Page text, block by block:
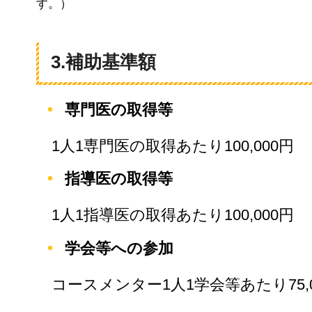
す。）
3.補助基準額
専門医の取得等
1人1専門医の取得あたり100,000円
指導医の取得等
1人1指導医の取得あたり100,000円
学会等への参加
コースメンター1人1学会等あたり